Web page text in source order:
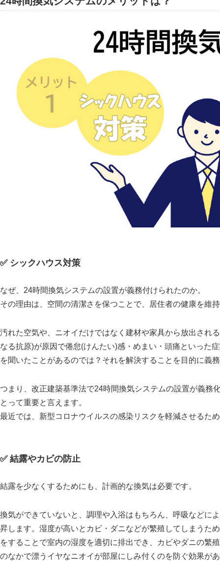
✅ シックハウス対策
なぜ、24時間換気システムの設置が義務付けられたのか。
その理由は、空間の清潔さを保つことで、居住者の健康を維
汚れた空気や、ニオイだけではなく建材や家具から放出され
なる抗原)が原因で倦怠(けんたい)感・めまい・頭痛といった
を聞いたことがあるのでは？それを解決することを目的に義
つまり、改正建築基準法で24時間換気システムの設置が義務
とって重要と言えます。
最近では、新型コロナウイルスの感染リスクを軽減させるた
✅ 結露やカビの防止
結露を少なくするためにも、計画的な換気は必要です。
換気ができていないと、調理や入浴はもちろん、呼吸などに
昇します。湿度が高いとカビ・ダニなどが繁殖してしまうた
をすることで室内の湿度を適切に排出でき、カビやダニの繁
のなかで漂うイヤなニオイが部屋にしみ付くのを防ぐ効果が